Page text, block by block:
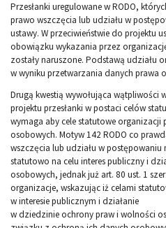
Przesłanki uregulowane w RODO,
prawo wszczęcia lub udziału w
ustawy. W przeciwieństwie do projektu
obowiązku wykazania przez
zostały naruszone. Podstawą udziału
w wyniku przetwarzania danych prawa
Drugą kwestią wywołująca wątpliwości
projektu przesłanki w postaci celów
wymaga aby cele statutowe organizacji
osobowych. Motyw 142 RODO co
wszczęcia lub udziału w
statutowo na celu interes publiczny i
osobowych, jednak już art. 80 ust. 1
organizacje, wskazując iż celami
w interesie publicznym i działanie
w dziedzinie ochrony praw i wolności